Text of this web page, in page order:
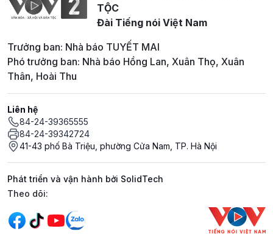
TỘC
Đài Tiếng nói Việt Nam
Trưởng ban: Nhà báo TUYẾT MAI
Phó trưởng ban: Nhà báo Hồng Lan, Xuân Thọ, Xuân
Thân, Hoài Thu
Liên hệ
84-24-39365555
84-24-39342724
41-43 phố Bà Triệu, phường Cửa Nam, TP. Hà Nội
Phát triển và vận hành bởi SolidTech
Mạng xã hội
Theo dõi: